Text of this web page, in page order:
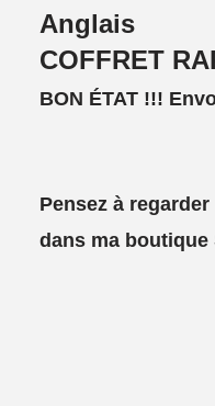
Anglais
COFFRET
BON ÉTAT !!!
Pensez à
dans ma